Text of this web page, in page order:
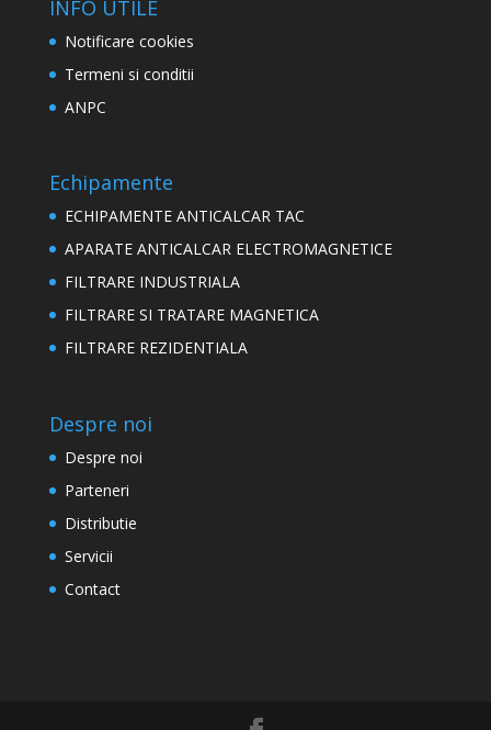
INFO UTILE
Notificare cookies
Termeni si conditii
ANPC
Echipamente
ECHIPAMENTE ANTICALCAR TAC
APARATE ANTICALCAR ELECTROMAGNETICE
FILTRARE INDUSTRIALA
FILTRARE SI TRATARE MAGNETICA
FILTRARE REZIDENTIALA
Despre noi
Despre noi
Parteneri
Distributie
Servicii
Contact